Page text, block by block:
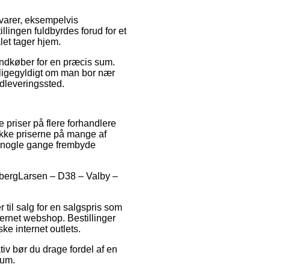
eksempelvis
fuldbyrdes forud for et
tager hjem.
for en præcis sum.
om man bor nær
priser på flere forhandlere
priserne på mange af
gange frembyde
– D38 – Valby –
til salg for en salgspris som
webshop. Bestillinger
internet outlets.
bør du drage fordel af en